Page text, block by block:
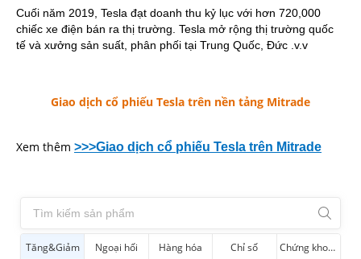
Cuối năm 2019, Tesla đạt doanh thu kỷ lục với hơn 720,000
chiếc xe điện bán ra thị trường. Tesla mở rộng thị trường quốc
tế và xưởng sản suất, phân phối tại Trung Quốc, Đức .v.v
Giao dịch cổ phiếu Tesla trên nền tảng Mitrade
Xem thêm >>>Giao dịch cổ phiếu Tesla trên Mitrade
Tăng&Giảm Ngoại hối Hàng hóa Chỉ số Chứng khoán